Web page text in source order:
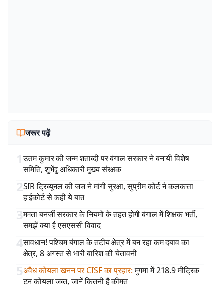
जरूर पढ़ें
1उत्तम कुमार की जन्म शताब्दी पर बंगाल सरकार ने बनायी विशेष
समिति, शुभेंदु अधिकारी मुख्य संरक्षक
2SIR ट्रिब्यूनल की जज ने मांगी सुरक्षा, सुप्रीम कोर्ट ने कलकत्ता
हाईकोर्ट से कही ये बात
3ममता बनर्जी सरकार के नियमों के तहत होगी बंगाल में शिक्षक भर्ती,
समझें क्या है एसएससी विवाद
4सावधान! पश्चिम बंगाल के तटीय क्षेत्र में बन रहा कम दबाव का
क्षेत्र, 8 अगस्त से भारी बारिश की चेतावनी
5अवैध कोयला खनन पर CISF का प्रहार: मुगमा में 218.9 मीट्रिक
टन कोयला जब्त, जानें कितनी है कीमत